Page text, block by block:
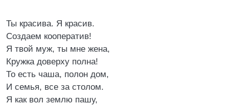
Ты красива. Я красив.
Создаем кооператив!
Я твой муж, ты мне жена,
Кружка доверху полна!
То есть чаша, полон дом,
И семья, все за столом.
Я как вол землю пашу,